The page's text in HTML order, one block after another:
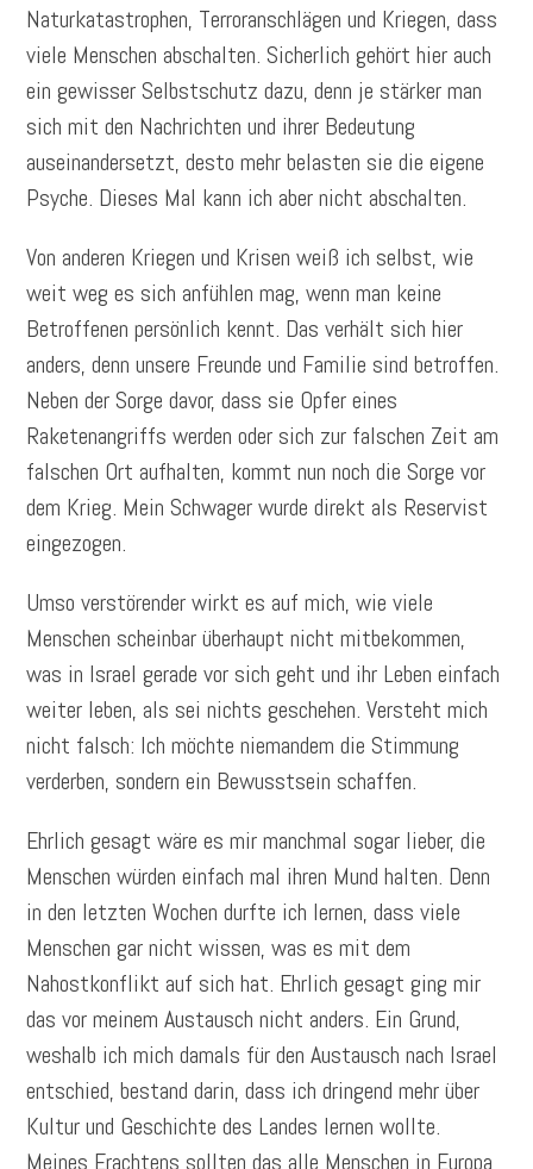
Naturkatastrophen, Terroranschlägen und Kriegen, dass
viele Menschen abschalten. Sicherlich gehört hier auch
ein gewisser Selbstschutz dazu, denn je stärker man
sich mit den Nachrichten und ihrer Bedeutung
auseinandersetzt, desto mehr belasten sie die eigene
Psyche. Dieses Mal kann ich aber nicht abschalten.
Von anderen Kriegen und Krisen weiß ich selbst, wie
weit weg es sich anfühlen mag, wenn man keine
Betroffenen persönlich kennt. Das verhält sich hier
anders, denn unsere Freunde und Familie sind betroffen.
Neben der Sorge davor, dass sie Opfer eines
Raketenangriffs werden oder sich zur falschen Zeit am
falschen Ort aufhalten, kommt nun noch die Sorge vor
dem Krieg. Mein Schwager wurde direkt als Reservist
eingezogen.
Umso verstörender wirkt es auf mich, wie viele
Menschen scheinbar überhaupt nicht mitbekommen,
was in Israel gerade vor sich geht und ihr Leben einfach
weiter leben, als sei nichts geschehen. Versteht mich
nicht falsch: Ich möchte niemandem die Stimmung
verderben, sondern ein Bewusstsein schaffen.
Ehrlich gesagt wäre es mir manchmal sogar lieber, die
Menschen würden einfach mal ihren Mund halten. Denn
in den letzten Wochen durfte ich lernen, dass viele
Menschen gar nicht wissen, was es mit dem
Nahostkonflikt auf sich hat. Ehrlich gesagt ging mir
das vor meinem Austausch nicht anders. Ein Grund,
weshalb ich mich damals für den Austausch nach Israel
entschied, bestand darin, dass ich dringend mehr über
Kultur und Geschichte des Landes lernen wollte.
Meines Erachtens sollten das alle Menschen in Europa,